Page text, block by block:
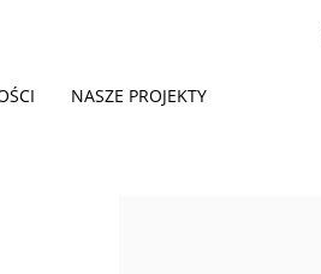
NASZE PROJEKTY